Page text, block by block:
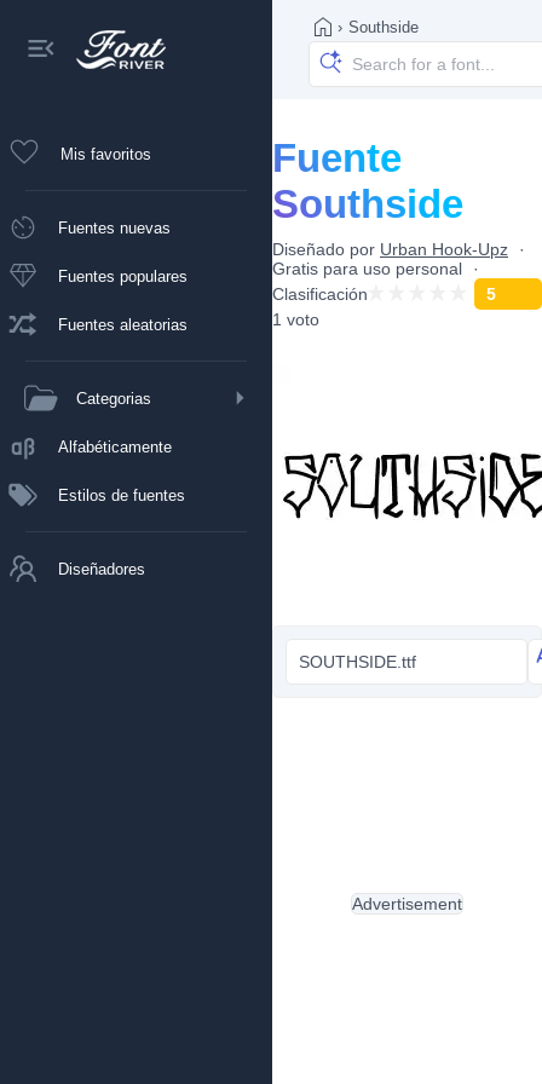
Mis favoritos
Fuentes nuevas
Fuentes populares
Fuentes aleatorias
Categorias
Alfabéticamente
Estilos de fuentes
Diseñadores
› Southside
Fuente
Southside
Diseñado por Urban Hook-Upz
Gratis para uso personal
Clasificación
5
1 voto
SOUTHSIDE.ttf
Advertisement